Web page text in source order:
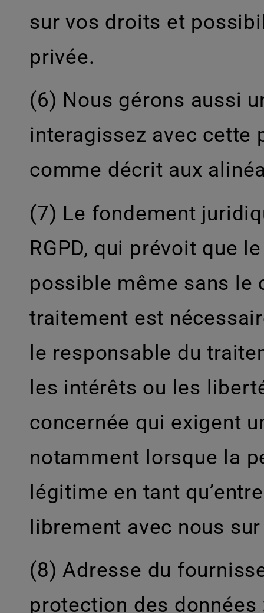
sur vos droits et
privée.
(6) Nous gérons aussi
interagissez avec cette
comme décrit aux
(7) Le fondement
RGPD, qui prévoit que
possible même sans le
traitement est
le responsable du
les intérêts ou les
concernée qui exigent
notamment lorsque la
légitime en tant
librement avec nous
(8) Adresse du
protection des données